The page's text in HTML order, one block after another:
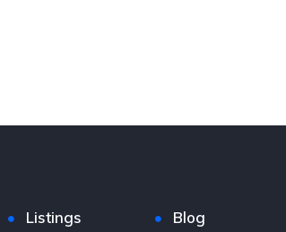
Listings Blog